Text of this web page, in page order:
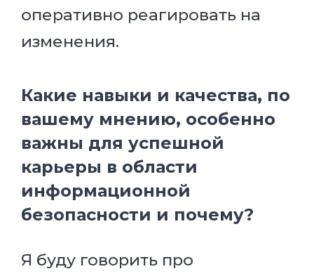
оперативно реагировать на
изменения.
Какие навыки и качества, по
вашему мнению, особенно
важны для успешной
карьеры в области
информационной
безопасности и почему?
Я буду говорить про